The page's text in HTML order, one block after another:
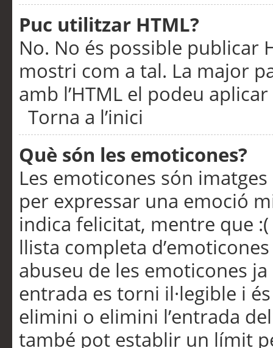
Puc utilitzar HTML?
No. No és possible publicar
mostri com a tal. La major
amb l’HTML el podeu
Torna a l’inici
Què són les emoticones?
Les emoticones són
per expressar una emoció
indica felicitat, mentre que
llista completa
abuseu de les emoticones
entrada es torni il·legible i
elimini o elimini l’entrada
també pot establir un límit